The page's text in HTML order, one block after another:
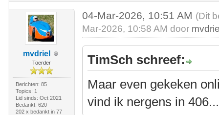
mvdriel
Toerder
Berichten: 85
Topics: 1
Lid sinds: Oct 2021
Bedankt: 620
202 x bedankt in 77
04-Mar-2026, 10:51 AM (Dit
Mar-2026, 10:58 AM door
TimSch schreef:
Maar even gekeken
vind ik nergens in